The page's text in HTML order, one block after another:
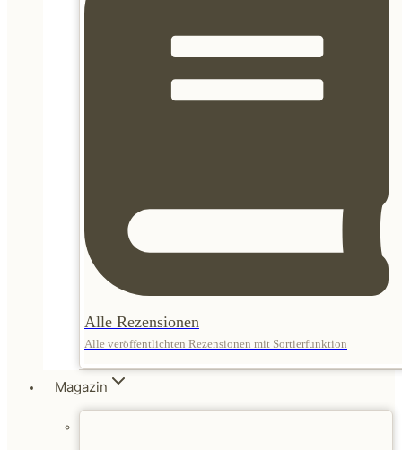
Alle Rezensionen
Alle veröffentlichten Rezensionen mit Sortierfunktion
Magazin